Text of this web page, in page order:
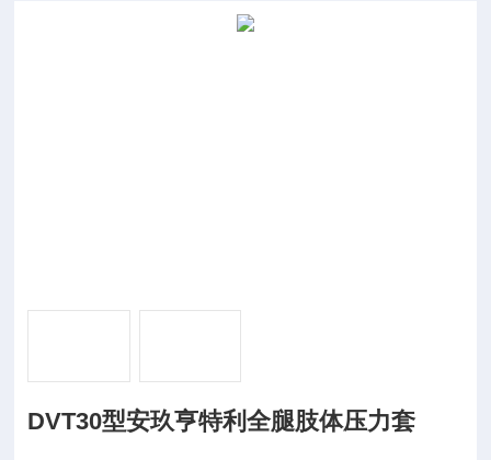
DVT30型安玖亨特利全腿肢体压力套